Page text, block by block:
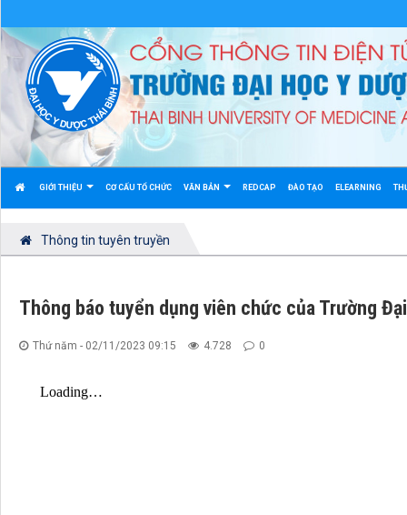
GIỚI THIỆU CƠ CẤU TỔ CHỨC VĂN BẢN REDCAP ĐÀO TẠO ELEARNING
Thông tin tuyên truyền
Thông báo tuyển dụng viên chức của Trường
Thứ năm - 02/11/2023 09:15 4.728 0